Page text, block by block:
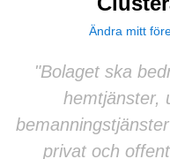
Ändra mitt
"Bolaget ska
hemtjänster,
privat och